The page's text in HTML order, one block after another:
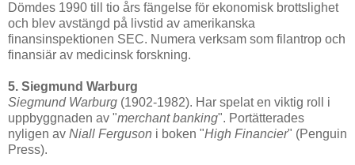
Dömdes 1990 till tio års fängelse för ekonomisk brottslighet
och blev avstängd på livstid av amerikanska
finansinspektionen SEC. Numera verksam som filantrop och
finansiär av medicinsk forskning.
5. Siegmund Warburg
Siegmund Warburg (1902-1982). Har spelat en viktig roll i
uppbyggnaden av "merchant banking". Portätterades
nyligen av Niall Ferguson i boken "High Financier" (Penguin
Press).